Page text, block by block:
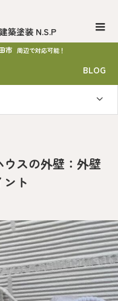
築塗装 N.S.P
市 周辺で対応可能！
BLOG
スの外壁：外壁
ト